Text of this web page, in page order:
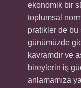
ekonomik bir
toplumsal
pratikler de
günümüzde
kavramdır ve
bireylerin iş
anlamamıza